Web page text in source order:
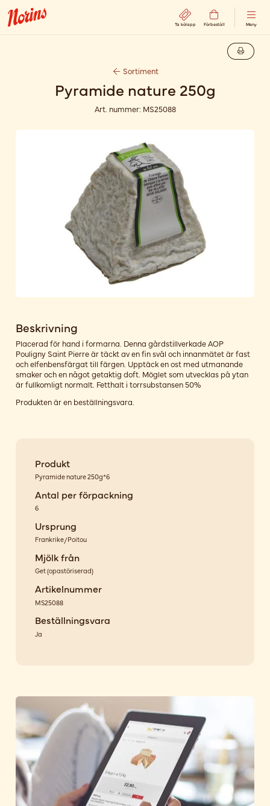
Ta kölapp Förbeställ Meny
Sortiment
Pyramide nature 250g
Art. nummer: MS25088
Beskrivning
Placerad för hand i formarna. Denna gårdstillverkade AOP
Pouligny Saint Pierre är täckt av en fin svål och innanmätet är fast
och elfenbensfärgat till färgen. Upptäck en ost med utmanande
smaker och en något getaktig doft. Möglet som utvecklas på ytan
är fullkomligt normalt. Fetthalt i torrsubstansen 50%
Produkten är en beställningsvara.
Produkt
Pyramide nature 250g*6
Antal per förpackning
6
Ursprung
Frankrike/Poitou
Mjölk från
Get(opastöriserad)
Artikelnummer
MS25088
Beställningsvara
Ja